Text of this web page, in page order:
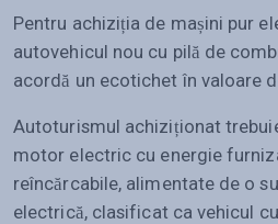
Pentru achiziția de mașini pur
autovehicul nou cu pilă de
acordă un ecotichet în valoare
Autoturismul achiziționat
motor electric cu energie
reîncărcabile, alimentate de o
electrică, clasificat ca vehicul